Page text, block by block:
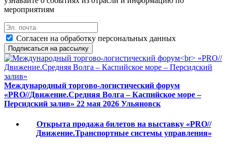
мероприятиям
Согласен на обработку персональных данных
Подписаться на рассылку
Международный торгово-логистический форум
«PRO//Движение.Средняя Волга – Каспийское море –
Персидский залив» 22 мая 2026 Ульяновск
Открыта продажа билетов на выставку «PRO//
Движение.Транспортные системы управления»